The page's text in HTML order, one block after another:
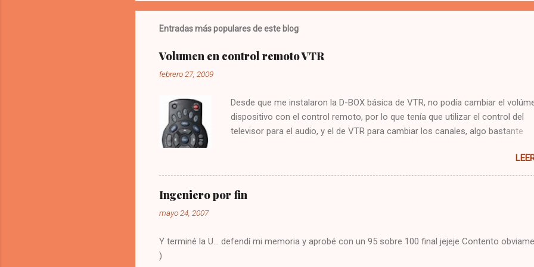
Entradas más populares de este blog
Volumen en control remoto VTR
febrero 27, 2009
Desde que me instalaron la D-BOX básica de VTR, no podía cambiar el
dispositivo con el control remoto, por lo que tenía que utilizar el control del
televisor para el audio, y el de VTR para cambiar los canales, algo bastante
vez la tecla CBL Presionar sin soltar la tecla SETUP hasta que la CBL
Digitar 993 Presionar y mantener la tecla de volúmen Dejo constancia de la
solución por si alguien más tiene el mismo problema, y también para que no
olvide como arreglarlo jejeje. Saludos!
Ingeniero por fin
mayo 24, 2007
Y terminé la U... defendí mi memoria y aprobé con un 95 sobre 100 final jejeje Contento
)